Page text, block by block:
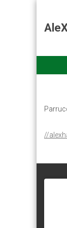
//